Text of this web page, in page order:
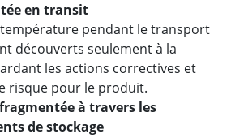
en transit
température pendant le transport
découverts seulement à la
les actions correctives et
risque pour le produit.
à travers les
de stockage